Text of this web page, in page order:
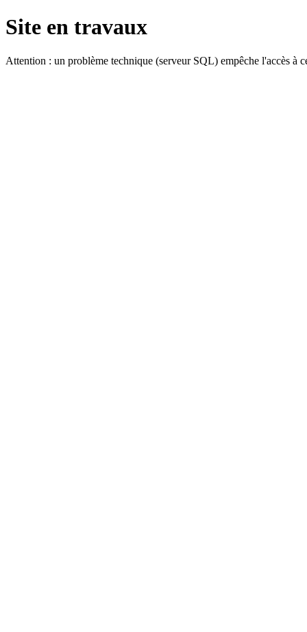
Site en travaux
Attention : un problème technique (serveur SQL) empêche l'accès à